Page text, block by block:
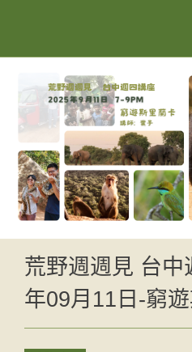
荒野週週見 台中
年09月11日-窮